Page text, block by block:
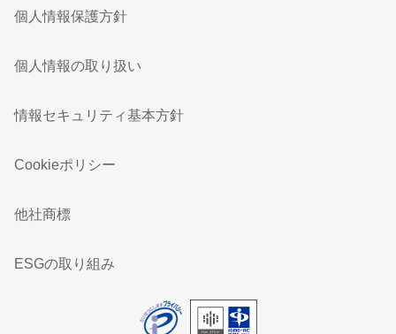
個人情報保護方針
個人情報の取り扱い
情報セキュリティ基本方針
Cookieポリシー
他社商標
ESGの取り組み